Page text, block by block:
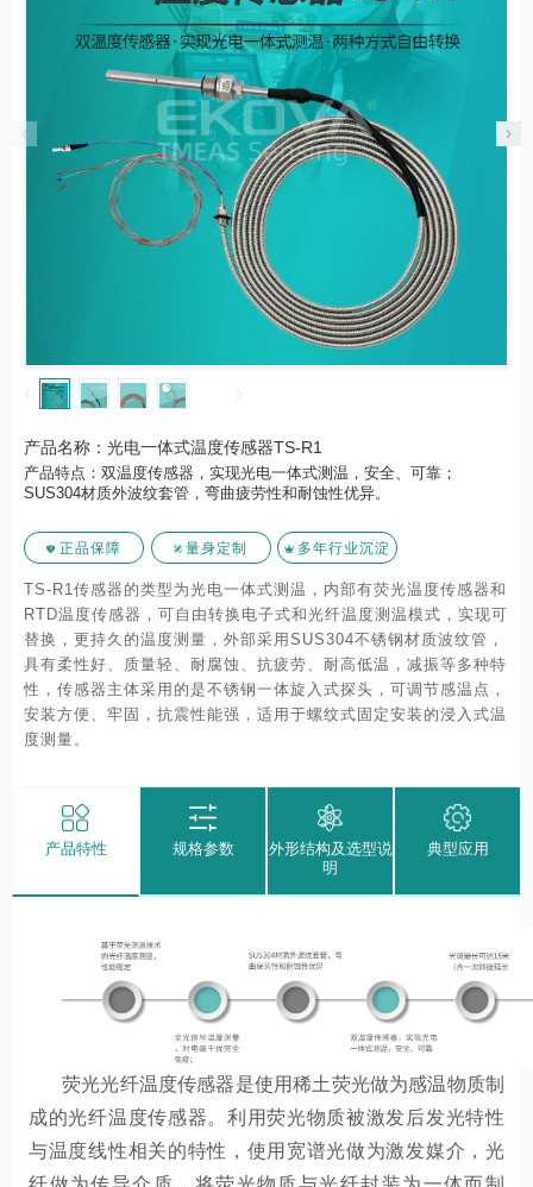
产品名称：光电一体式温度传感器TS-R1
产品特点：双温度传感器，实现光电一体式测温，安全、可靠；
SUS304材质外波纹套管，弯曲疲劳性和耐蚀性优异。
正品保障 量身定制 多年行业沉淀
TS-R1传感器的类型为光电一体式测温，内部有荧光温度传感器和
RTD温度传感器，可自由转换电子式和光纤温度测温模式，实现可
替换，更持久的温度测量，外部采用SUS304不锈钢材质波纹管，
具有柔性好、质量轻、耐腐蚀、抗疲劳、耐高低温，减振等多种特
性，传感器主体采用的是不锈钢一体旋入式探头，可调节感温点，
安装方便、牢固，抗震性能强，适用于螺纹式固定安装的浸入式温
度测量。
产品特性 规格参数
外形结构及选型说
明
典型应用
荧光光纤温度传感器是使用稀土荧光做为感温物质制
成的光纤温度传感器。利用荧光物质被激发后发光特性
与温度线性相关的特性，使用宽谱光做为激发媒介，光